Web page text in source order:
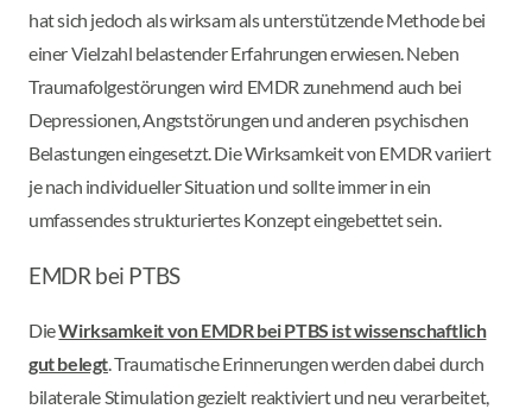
hat sich jedoch als wirksam als unterstützende Methode bei
einer Vielzahl belastender Erfahrungen erwiesen. Neben
Traumafolgestörungen wird EMDR zunehmend auch bei
Depressionen, Angststörungen und anderen psychischen
Belastungen eingesetzt. Die Wirksamkeit von EMDR variiert
je nach individueller Situation und sollte immer in ein
umfassendes strukturiertes Konzept eingebettet sein.
EMDR bei PTBS
DieWirksamkeit von EMDR bei PTBS ist wissenschaftlich
gut belegt . Traumatische Erinnerungen werden dabei durch
bilaterale Stimulation gezielt reaktiviert und neu verarbeitet,